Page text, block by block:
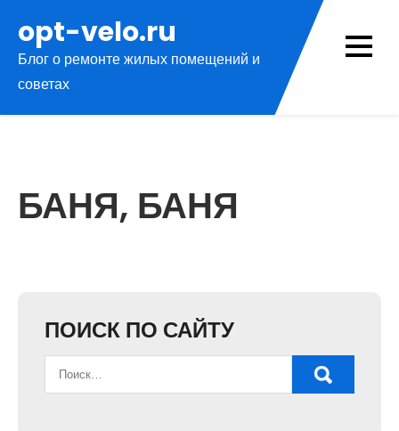
содержимому
opt-velo.ru
Блог о ремонте жилых помещений и
советах
БАНЯ, БАНЯ
ПОИСК ПО САЙТУ